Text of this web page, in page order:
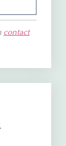
contact